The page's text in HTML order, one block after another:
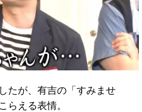
たが、有吉の「すみませ
らえる表情。